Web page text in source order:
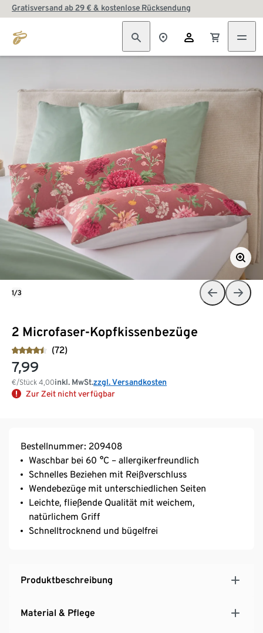
Gratisversand ab 29 € & kostenlose Rücksendung
2 Microfaser-Kopfkissenbezüge
(72)
7,99
€/Stück 4,00inkl. MwSt.zzgl. Versandkosten
Zur Zeit nicht verfügbar
1/3
Bestellnummer: 209408
Waschbar bei 60 °C – allergikerfreundlich
Schnelles Beziehen mit Reißverschluss
Wendebezüge mit unterschiedlichen Seiten
Leichte, fließende Qualität mit weichem,
natürlichem Griff
Schnelltrocknend und bügelfrei
Produktbeschreibung
Material & Pflege